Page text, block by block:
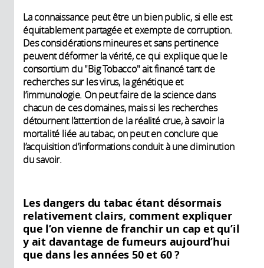
La connaissance peut être un bien public, si elle est
équitablement partagée et exempte de corruption.
Des considérations mineures et sans pertinence
peuvent déformer la vérité, ce qui explique que le
consortium du "Big Tobacco" ait financé tant de
recherches sur les virus, la génétique et
l’immunologie. On peut faire de la science dans
chacun de ces domaines, mais si les recherches
détournent l’attention de la réalité crue, à savoir la
mortalité liée au tabac, on peut en conclure que
l’acquisition d’informations conduit à une diminution
du savoir.
Les dangers du tabac étant désormais
relativement clairs, comment expliquer
que l’on vienne de franchir un cap et qu’il
y ait davantage de fumeurs aujourd’hui
que dans les années 50 et 60 ?